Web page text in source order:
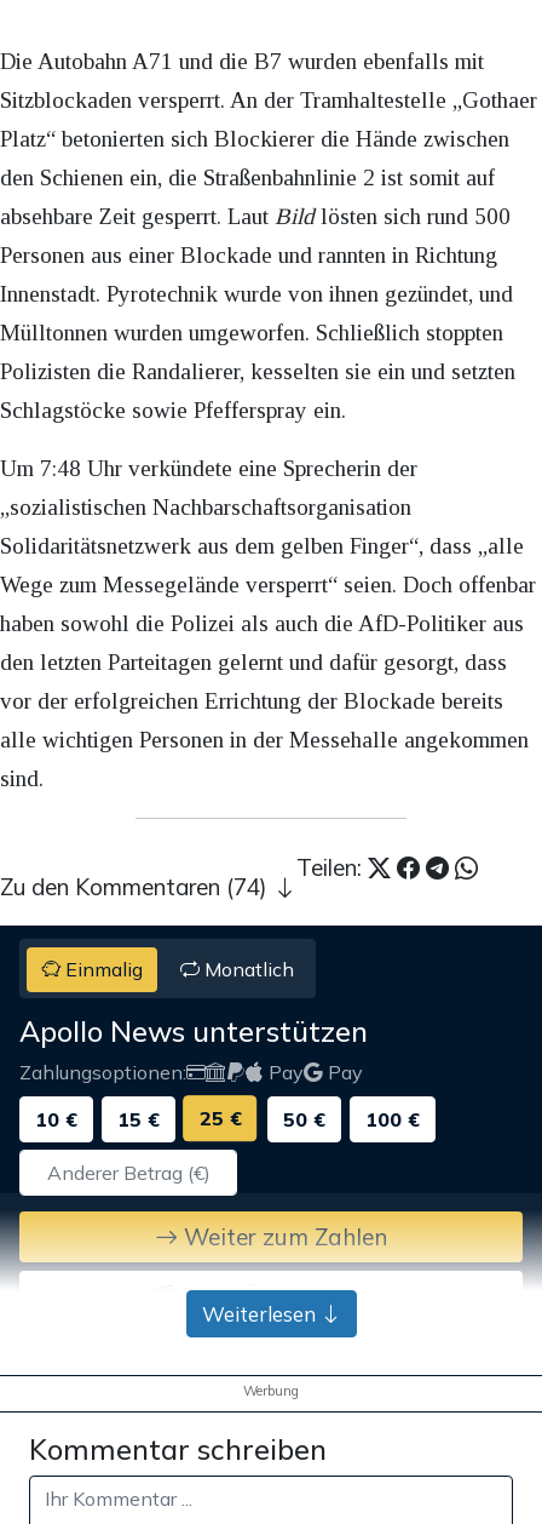
Die Autobahn A71 und die B7 wurden ebenfalls mit
Sitzblockaden versperrt. An der Tramhaltestelle „Gothaer
Platz“ betonierten sich Blockierer die Hände zwischen
den Schienen ein, die Straßenbahnlinie 2 ist somit auf
absehbare Zeit gesperrt. Laut Bildlösten sich rund 500
Personen aus einer Blockade und rannten in Richtung
Innenstadt. Pyrotechnik wurde von ihnen gezündet, und
Mülltonnen wurden umgeworfen. Schließlich stoppten
Polizisten die Randalierer, kesselten sie ein und setzten
Schlagstöcke sowie Pfefferspray ein.
Um 7:48 Uhr verkündete eine Sprecherin der
„sozialistischen Nachbarschaftsorganisation
Solidaritätsnetzwerk aus dem gelben Finger“, dass „alle
Wege zum Messegelände versperrt“ seien. Doch offenbar
haben sowohl die Polizei als auch die AfD-Politiker aus
den letzten Parteitagen gelernt und dafür gesorgt, dass
vor der erfolgreichen Errichtung der Blockade bereits
alle wichtigen Personen in der Messehalle angekommen
sind.
Teilen:
Zu den Kommentaren (74)
Einmalig Monatlich
Apollo News unterstützen
Zahlungsoptionen: Pay
Pay
10 €
15 € 25 € 50 € 100 €
Weiter zum Zahlen
Bank-Überweisung
Weiterlesen
Werbung
Kommentar schreiben